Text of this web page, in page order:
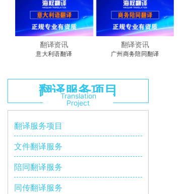
翻译资讯
广州商务陪同翻译
翻译资讯
广州正规翻译公司-广州翻
翻译服务项目
Translation
Project
翻译服务项目
文件翻译服务
陪同翻译服务
同传翻译服务